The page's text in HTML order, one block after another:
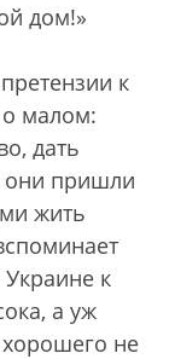
дом!»
к
малом:
дать
они пришли
жить
Украине к
а уж
не